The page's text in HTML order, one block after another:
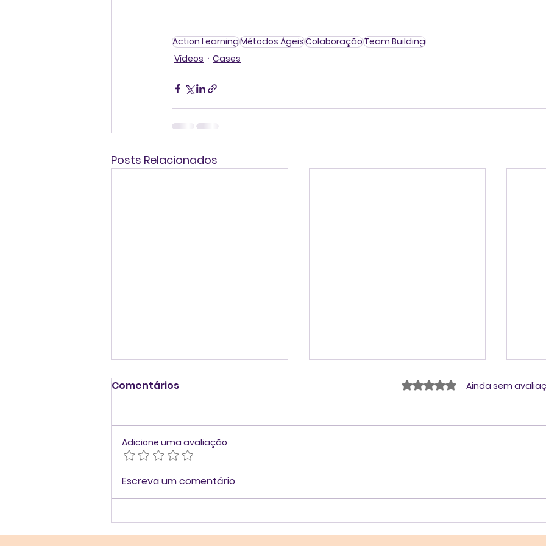
Action LearningMétodos ÁgeisColaboraçãoTeam Building
Vídeos
Cases
Posts Relacionados
Action Learning:
Aprendizagem nas
turbinar a colaboração,
Comentários Avaliado com 0 de 5
Ainda sem
Adicione uma avaliação
Escreva um comentário